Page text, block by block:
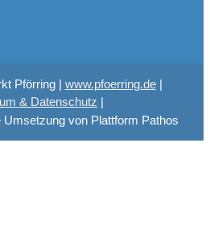
Pförring | www.pfoerring.de|
& Datenschutz |